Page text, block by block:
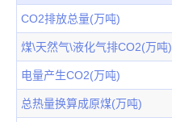
CO2排放总量(万吨)
煤\天然气\液化气排CO2(万吨)
电量产生CO2(万吨)
总热量换算成原煤(万吨)